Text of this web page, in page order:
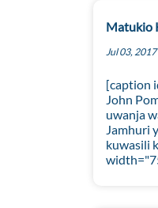
Matukio
Jul 03, 2017
[caption
John
uwanja
Jamhuri
kuwasili